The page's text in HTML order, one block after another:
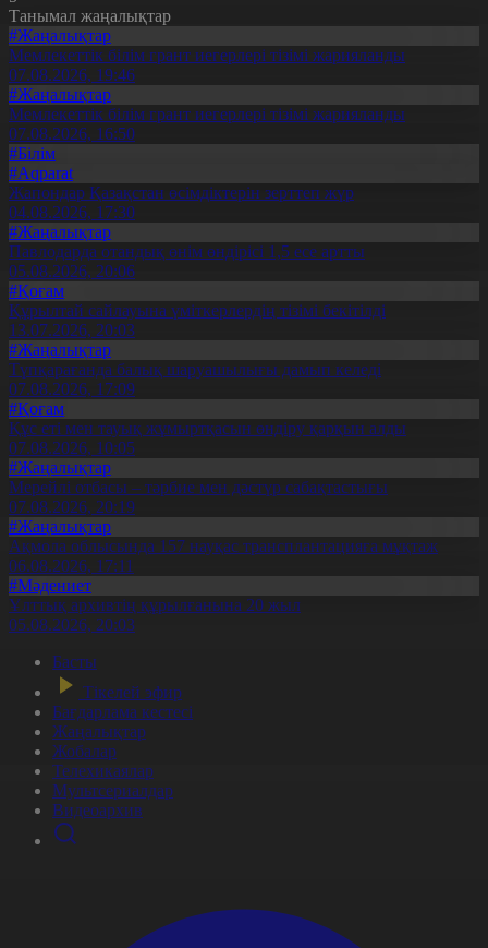
Танымал жаңалықтар
#Жаңалықтар
Мемлекеттік білім грант иегерлері тізімі жарияланды
07.08.2026, 19:46
#Жаңалықтар
Мемлекеттік білім грант иегерлері тізімі жарияланды
07.08.2026, 16:50
#Білім
#Aqparat
Жапондар Қазақстан өсімдіктерін зерттеп жүр
04.08.2026, 17:30
#Жаңалықтар
Павлодарда отандық өнім өндірісі 1,5 есе артты
05.08.2026, 20:06
#Қоғам
Құрылтай сайлауына үміткерлердің тізімі бекітілді
13.07.2026, 20:03
#Жаңалықтар
Түпқарағанда балық шаруашылығы дамып келеді
07.08.2026, 17:09
#Қоғам
Құс еті мен тауық жұмыртқасын өндіру қарқын алды
07.08.2026, 10:05
#Жаңалықтар
Мерейлі отбасы – тәрбие мен дәстүр сабақтастығы
07.08.2026, 20:19
#Жаңалықтар
Ақмола облысында 157 науқас трансплантацияға мұқтаж
06.08.2026, 17:11
#Мәдениет
Ұлттық архивтің құрылғанына 20 жыл
05.08.2026, 20:03
Басты
Тікелей эфир
Бағдарлама кестесі
Жаңалықтар
Жобалар
Телехикаялар
Мультсериалдар
Видеоархив